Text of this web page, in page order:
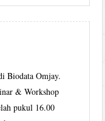
Biodata Omjay.
& Workshop
pukul 16.00